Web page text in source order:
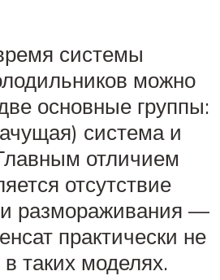
системы
можно
основные группы:
система и
отличием
отсутствие
размораживания —
практически не
таких моделях.